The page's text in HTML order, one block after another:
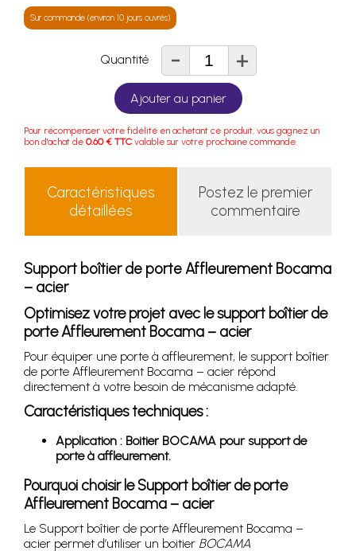
Sur commande (environ 10 jours ouvrés)
Quantité - +
Ajouter au panier
Pour récompenser votre fidélité en achetant ce produit, vous gagnez un
bon d'achat de 0.60 € TTC valable sur votre prochaine commande.
Caractéristiques
détaillées
Postez le premier
commentaire
Support boîtier de porte Affleurement Bocama
– acier
Optimisez votre projet avec le support boîtier de
porte Affleurement Bocama – acier
Pour équiper une porte à affleurement, le support boîtier
de porte Affleurement Bocama – acier répond
directement à votre besoin de mécanisme adapté.
Caractéristiques techniques :
Application : Boitier BOCAMA pour support de
porte à affleurement.
Pourquoi choisir le Support boîtier de porte
Affleurement Bocama – acier
Le Support boîtier de porte Affleurement Bocama –
acier permet d’utiliser un boitier BOCAMA